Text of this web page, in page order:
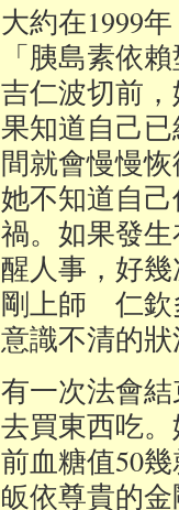
大約在1999
「胰島素依
吉仁波切前
果知道自己
間就會慢慢
她不知道自
禍。如果發
醒人事，好
剛上師 仁欽
意識不清的
有一次法會
去買東西吃
前血糖值50
皈依尊貴的